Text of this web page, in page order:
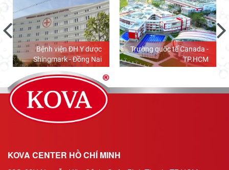
Bệnh viện ĐH Y dược
Shingmark - Đồng Nai
Trường quốc tế Canada -
TP.HCM
KOVA CENTER HỒ CHÍ MINH